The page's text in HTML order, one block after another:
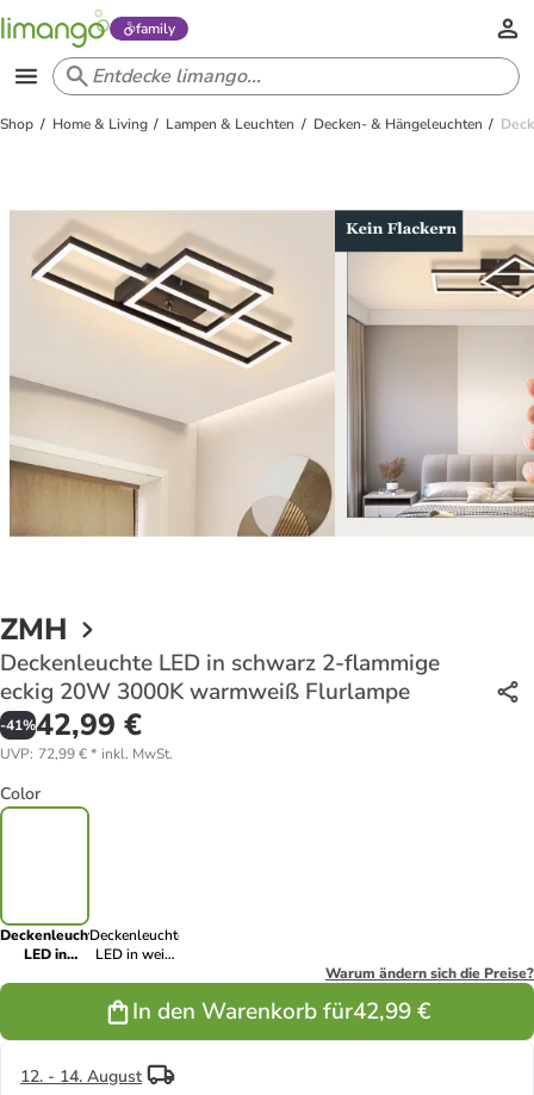
family
Shop Home & Living Lampen & Leuchten Decken- & Hängeleuchten
ZMH
Deckenleuchte LED in schwarz 2-flammige
eckig 20W 3000K warmweiß Flurlampe
-41%42,99 €
UVP: 72,99 €* inkl. MwSt.
Color
Deckenleuchte
LED in
Flurlampe
Deckenleuchte
LED in weiß
20W 3000K
warmweiß
Warum ändern sich die Preise?
In den Warenkorb für42,99 €
12. - 14. August